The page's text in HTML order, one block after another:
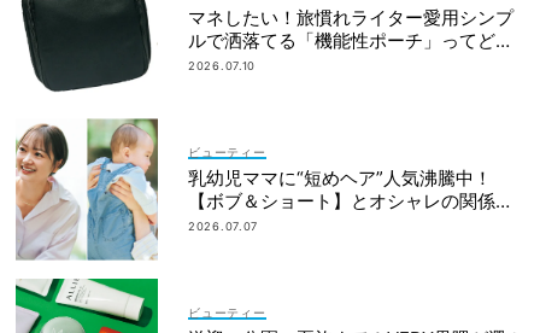
マネしたい！旅慣れライター愛用シンプ
ルで洒落てる「機能性ポーチ」ってどこ
の？
2026.07.10
ビューティー
乳幼児ママに“短めヘア”人気沸騰中！
【ボブ＆ショート】とオシャレの関係性
って？
2026.07.07
ビューティー